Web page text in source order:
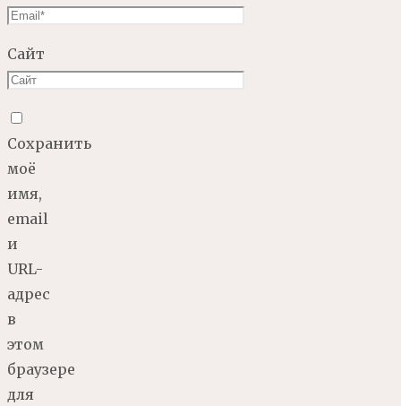
Сайт
Сохранить
моё
имя,
email
и
URL-
адрес
в
этом
браузере
для